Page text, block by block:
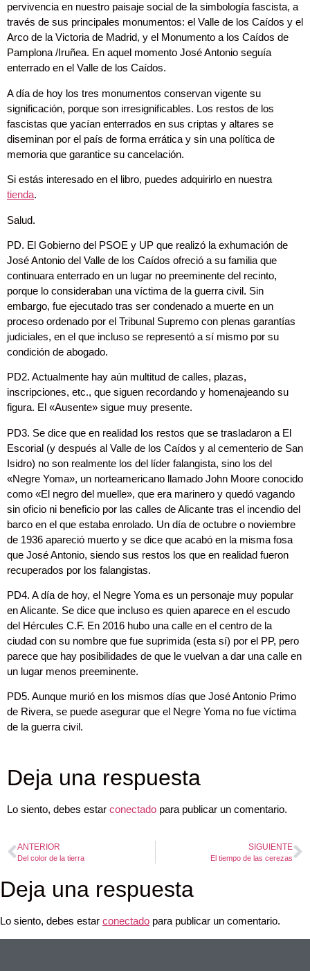
pervivencia en nuestro paisaje social de la simbología fascista, a
través de sus principales monumentos: el Valle de los Caídos y el
Arco de la Victoria de Madrid, y el Monumento a los Caídos de
Pamplona /Iruñea. En aquel momento José Antonio seguía
enterrado en el Valle de los Caídos.
A día de hoy los tres monumentos conservan vigente su
significación, porque son irresignificables. Los restos de los
fascistas que yacían enterrados en sus criptas y altares se
diseminan por el país de forma errática y sin una política de
memoria que garantice su cancelación.
Si estás interesado en el libro, puedes adquirirlo en nuestra
tienda.
Salud.
PD. El Gobierno del PSOE y UP que realizó la exhumación de
José Antonio del Valle de los Caídos ofreció a su familia que
continuara enterrado en un lugar no preeminente del recinto,
porque lo consideraban una víctima de la guerra civil. Sin
embargo, fue ejecutado tras ser condenado a muerte en un
proceso ordenado por el Tribunal Supremo con plenas garantías
judiciales, en el que incluso se representó a sí mismo por su
condición de abogado.
PD2. Actualmente hay aún multitud de calles, plazas,
inscripciones, etc., que siguen recordando y homenajeando su
figura. El «Ausente» sigue muy presente.
PD3. Se dice que en realidad los restos que se trasladaron a El
Escorial (y después al Valle de los Caídos y al cementerio de San
Isidro) no son realmente los del líder falangista, sino los del
«Negre Yoma», un norteamericano llamado John Moore conocido
como «El negro del muelle», que era marinero y quedó vagando
sin oficio ni beneficio por las calles de Alicante tras el incendio del
barco en el que estaba enrolado. Un día de octubre o noviembre
de 1936 apareció muerto y se dice que acabó en la misma fosa
que José Antonio, siendo sus restos los que en realidad fueron
recuperados por los falangistas.
PD4. A día de hoy, el Negre Yoma es un personaje muy popular
en Alicante. Se dice que incluso es quien aparece en el escudo
del Hércules C.F. En 2016 hubo una calle en el centro de la
ciudad con su nombre que fue suprimida (esta sí) por el PP, pero
parece que hay posibilidades de que le vuelvan a dar una calle en
un lugar menos preeminente.
PD5. Aunque murió en los mismos días que José Antonio Primo
de Rivera, se puede asegurar que el Negre Yoma no fue víctima
de la guerra civil.
Deja una respuesta
Lo siento, debes estar conectado para publicar un comentario.
ANTERIOR
Del color de la tierra
SIGUIENTE
El tiempo de las cerezas
Deja una respuesta
Lo siento, debes estar conectado para publicar un comentario.